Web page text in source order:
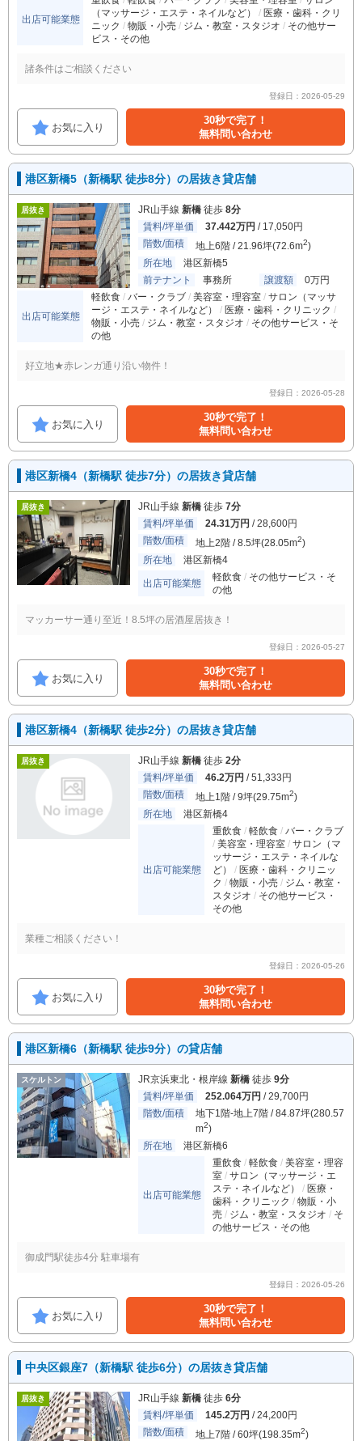
出店可能業態
（マッサージ・エステ・ネイルなど）
医療・歯科・クリ
ニック
物販・小売 ジム・教室・スタジオ
その他サー
ビス・その他
諸条件はご相談ください
登録日：2026-05-29
お気に入り
30秒で完了！
無料問い合わせ
港区新橋5（新橋駅 徒歩8分）の居抜き貸店舗
居抜き JR山手線 新橋 徒歩 8分
賃料/坪単価
37.442万円 / 17,050円
階数/面積
地上6階 / 21.96坪(72.6m2)
所在地
港区新橋5
前テナント
事務所 譲渡額 0万円
出店可能業態
軽飲食 バー・クラブ 美容室・理容室
サロン（マッサ
ージ・エステ・ネイルなど）
医療・歯科・クリニック
物販・小売
ジム・教室・スタジオ
その他サービス・そ
の他
好立地★赤レンガ通り沿い物件！
登録日：2026-05-28
お気に入り
30秒で完了！
無料問い合わせ
港区新橋4（新橋駅 徒歩7分）の居抜き貸店舗
居抜き JR山手線 新橋 徒歩 7分
賃料/坪単価
24.31万円 / 28,600円
階数/面積
地上2階 / 8.5坪(28.05m2)
所在地
港区新橋4
出店可能業態
軽飲食
その他サービス・そ
の他
マッカーサー通り至近！8.5坪の居酒屋居抜き！
登録日：2026-05-27
お気に入り
30秒で完了！
無料問い合わせ
港区新橋4（新橋駅 徒歩2分）の居抜き貸店舗
居抜き JR山手線 新橋 徒歩 2分
賃料/坪単価
46.2万円 / 51,333円
階数/面積
地上1階 / 9坪(29.75m2)
所在地
港区新橋4
出店可能業態
重飲食 軽飲食
バー・クラブ
美容室・理容室
サロン（マ
ッサージ・エステ・ネイルな
ど）
医療・歯科・クリニッ
ク
物販・小売
ジム・教室・
スタジオ
その他サービス・
その他
業種ご相談ください！
登録日：2026-05-26
お気に入り
30秒で完了！
無料問い合わせ
港区新橋6（新橋駅 徒歩9分）の貸店舗
スケルトン JR京浜東北・根岸線 新橋 徒歩 9分
賃料/坪単価
252.064万円 / 29,700円
階数/面積
地下1階-地上7階 / 84.87坪(280.57
m2)
所在地
港区新橋6
出店可能業態
重飲食 軽飲食
美容室・理容
室
サロン（マッサージ・エ
ステ・ネイルなど）
医療・
歯科・クリニック
物販・小
売
ジム・教室・スタジオ
そ
の他サービス・その他
御成門駅徒歩4分 駐車場有
登録日：2026-05-26
お気に入り
30秒で完了！
無料問い合わせ
中央区銀座7（新橋駅 徒歩6分）の居抜き貸店舗
居抜き JR山手線 新橋 徒歩 6分
賃料/坪単価
145.2万円 / 24,200円
階数/面積
地上7階 / 60坪(198.35m2)